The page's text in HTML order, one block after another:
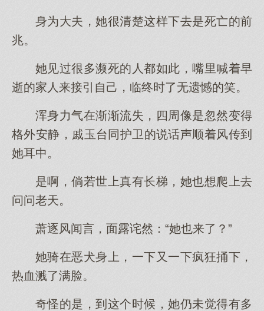
身为大夫，她很清楚这样下去是死亡的前
兆。
她见过很多濒死的人都如此，嘴里喊着早
逝的家人来接引自己，临终时了无遗憾的笑。
浑身力气在渐渐流失，四周像是忽然变得
格外安静，戚玉台同护卫的说话声顺着风传到
她耳中。
是啊，倘若世上真有长梯，她也想爬上去
问问老天。
萧逐风闻言，面露诧然：“她也来了？”
她骑在恶犬身上，一下又一下疯狂捅下，
热血溅了满脸。
奇怪的是，到这个时候，她仍未觉得有多